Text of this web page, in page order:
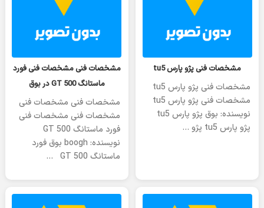
سه‌شنبه 04 ژوئن 2024
مشخصات فنی پژو پارس tu5
مشخصات فنی پژو پارس tu5
مشخصات فنی پژو پارس tu5
پژو پارس tu5 پژو …
سه‌شنبه 11 جولای 2023
مشخصات فنی مشخصات فنی فورد
ماستانگ GT 500 در بوق
مشخصات فنی مشخصات فنی
مشخصات فنی مشخصات فنی
فورد ماستانگ GT 500
نویسنده: boogh بوق فورد
ماستانگ GT 500 …